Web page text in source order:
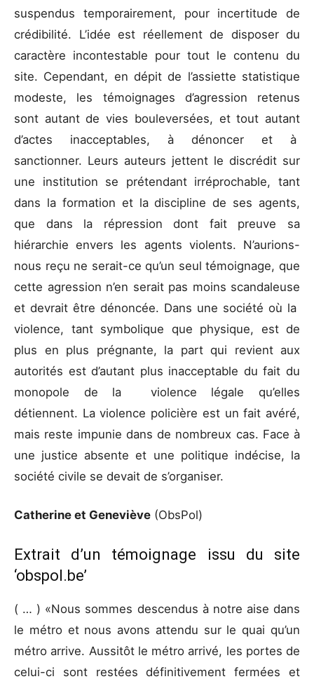
suspendus temporairement, pour incertitude de
crédibilité. L’idée est réellement de disposer du
caractère incontestable pour tout le contenu du
site. Cependant, en dépit de l’assiette statistique
modeste, les témoignages d’agression retenus
sont autant de vies bouleversées, et tout autant
d’actes inacceptables, à dénoncer et à
sanctionner. Leurs auteurs jettent le discrédit sur
une institution se prétendant irréprochable, tant
dans la formation et la discipline de ses agents,
que dans la répression dont fait preuve sa
hiérarchie envers les agents violents. N’aurions-
nous reçu ne serait-ce qu’un seul témoignage, que
cette agression n’en serait pas moins scandaleuse
et devrait être dénoncée. Dans une société où la
violence, tant symbolique que physique, est de
plus en plus prégnante, la part qui revient aux
autorités est d’autant plus inacceptable du fait du
monopole de la violence légale qu’elles
détiennent. La violence policière est un fait avéré,
mais reste impunie dans de nombreux cas. Face à
une justice absente et une politique indécise, la
société civile se devait de s’organiser.
Catherine et Geneviève (ObsPol)
Extrait d’un témoignage issu du site
‘obspol.be’
( … ) «Nous sommes descendus à notre aise dans
le métro et nous avons attendu sur le quai qu’un
métro arrive. Aussitôt le métro arrivé, les portes de
celui-ci sont restées définitivement fermées et